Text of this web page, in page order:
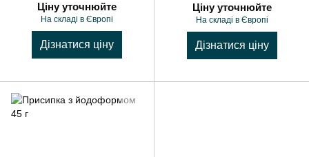
Ціну уточнюйте
На складі в Європі
Дізнатися ціну
Ціну уточнюйте
На складі в Європі
Дізнатися ціну